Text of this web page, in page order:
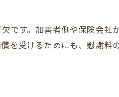
です。加害者側や保険会社
を受けるためにも、慰謝料